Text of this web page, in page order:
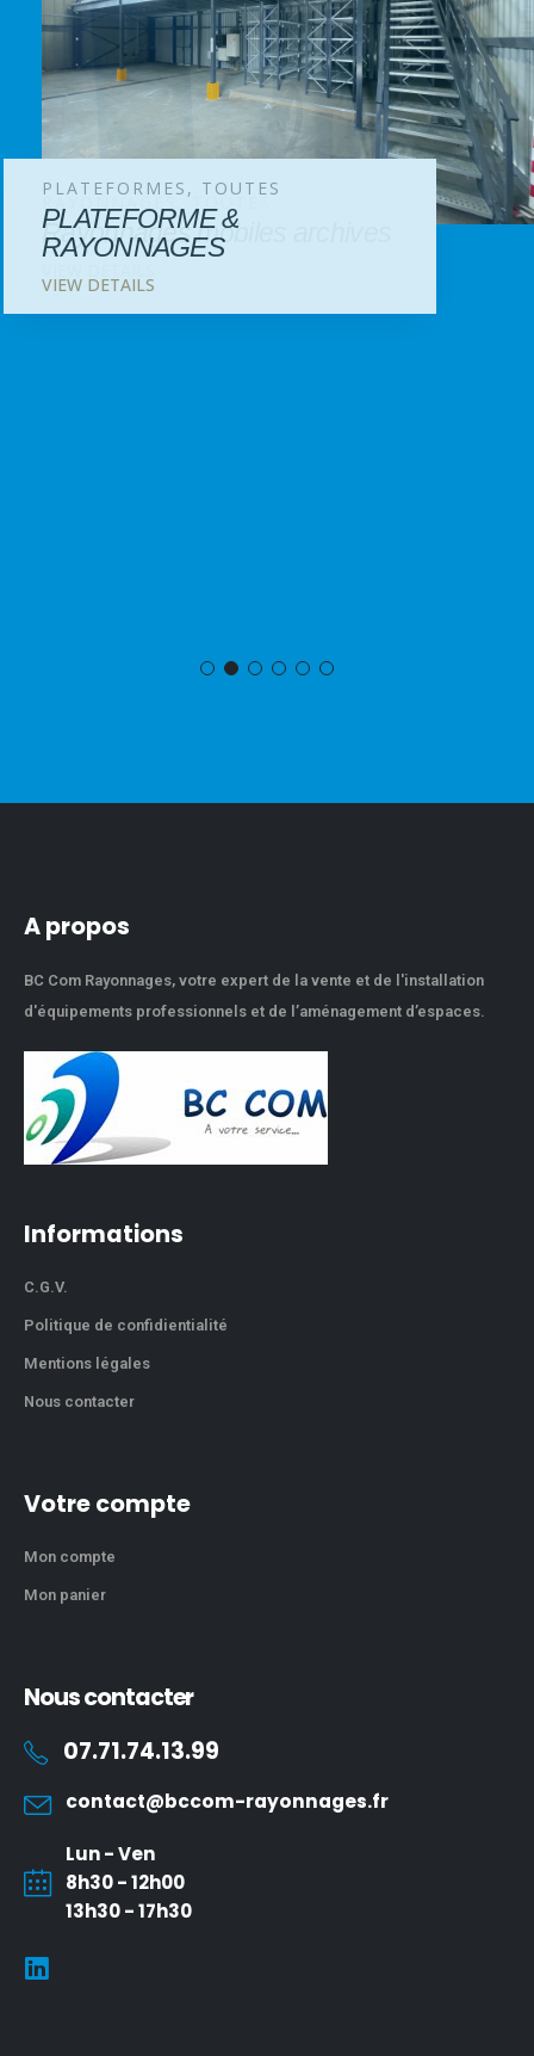
PLATEFORME &
RAYONNAGES
PLATEFORMES, TOUTES
Rayonnages mobiles archives
RAYONNAGES, TOUTES
A propos
BC Com Rayonnages, votre expert de la vente et de l'installation
d'équipements professionnels et de l’aménagement d’espaces.
Informations
C.G.V.
Politique de confidientialité
Mentions légales
Nous contacter
Votre compte
Mon compte
Mon panier
Nous contacter
07.71.74.13.99
contact@bccom-rayonnages.fr
Lun - Ven
8h30 - 12h00
13h30 - 17h30